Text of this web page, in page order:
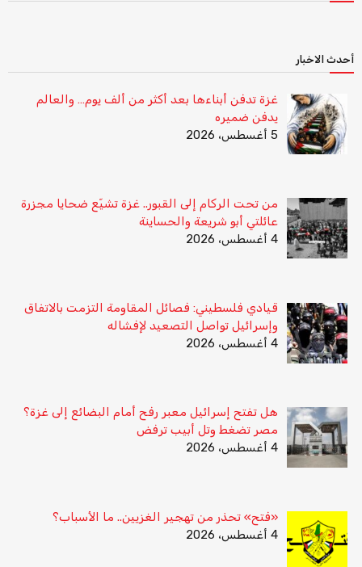
أحدث الاخبار
غزة تدفن أبناءها بعد أكثر من ألف يوم… والعالم
يدفن ضميره
5 أغسطس، 2026
من تحت الركام إلى القبور.. غزة تشيّع ضحايا مجزرة
عائلتي أبو شريعة والحساينة
4 أغسطس، 2026
قيادي فلسطيني: فصائل المقاومة التزمت بالاتفاق
وإسرائيل تواصل التصعيد لإفشاله
4 أغسطس، 2026
هل تفتح إسرائيل معبر رفح أمام البضائع إلى غزة؟
مصر تضغط وتل أبيب ترفض
4 أغسطس، 2026
«فتح» تحذر من تهجير الغزيين.. ما الأسباب؟
4 أغسطس، 2026